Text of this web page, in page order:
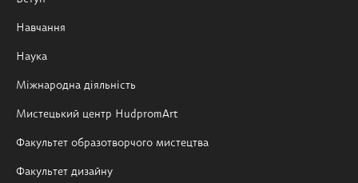
Навчання
Наука
Міжнародна діяльність
Мистецький центр HudpromArt
Факультет образотворчого мистецтва
Факультет дизайну